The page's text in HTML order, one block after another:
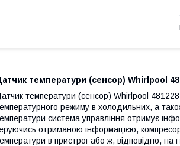
температури (сенсор) Whirlpool
температури (сенсор) Whirlpool
режиму в холодильних, а
система управління отримує
отриманою інформацією,
в пристрої або ж, відповідно,